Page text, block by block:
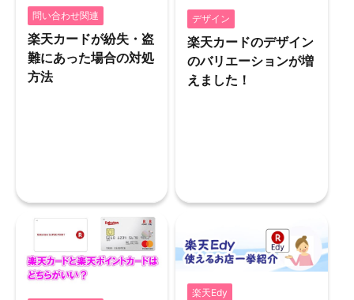
問い合わせ関連
楽天カードが紛失・盗
難にあった場合の対処
方法
デザイン
楽天カードのデザイン
のバリエーションが増
えました！
楽天Edy